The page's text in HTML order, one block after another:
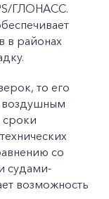
ГЛОНАСС.
в районах
то его
воздушным
сроки
со
судами-
возможность